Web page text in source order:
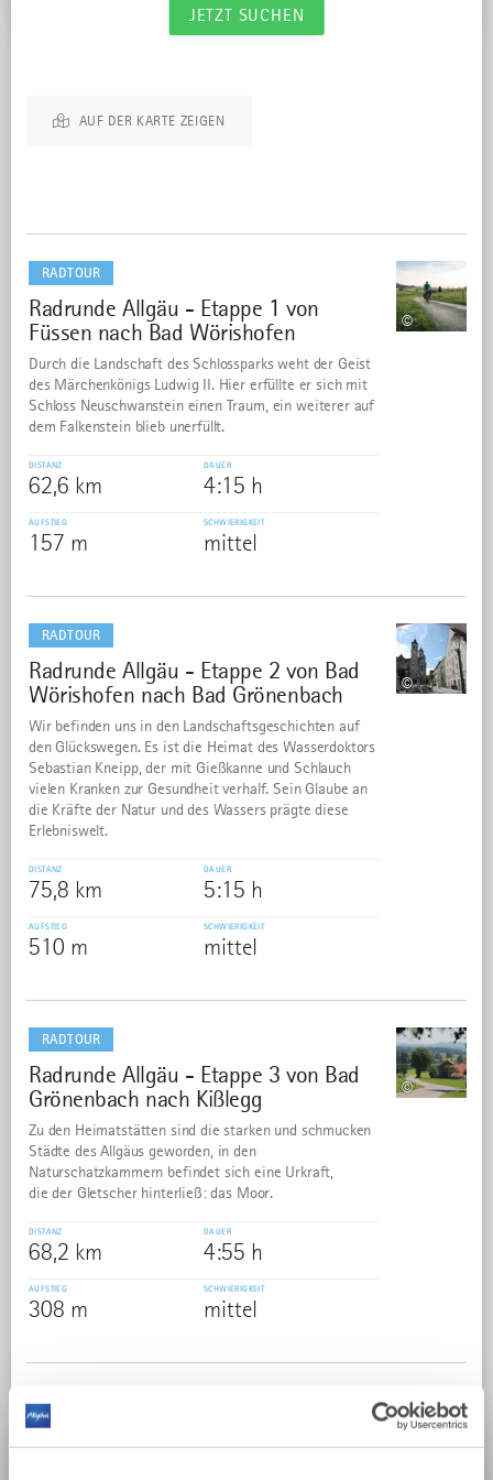
JETZT SUCHEN
AUF DER KARTE ZEIGEN
RADTOUR
1
Radrunde Allgäu - Etappe 1 von
Füssen nach Bad Wörishofen
©
Durch die Landschaft des Schlossparks weht der Geist
des Märchenkönigs Ludwig II. Hier erfüllte er sich mit
Schloss Neuschwanstein einen Traum, ein weiterer auf
dem Falkenstein blieb unerfüllt.
DISTANZ
62,6 km
DAUER
4:15 h
AUFSTIEG
157 m
SCHWIERIGKEIT
mittel
dazu
RADTOUR
2
Radrunde Allgäu - Etappe 2 von Bad
Wörishofen nach Bad Grönenbach
©
Wir befinden uns in den Landschaftsgeschichten auf
den Glückswegen. Es ist die Heimat des Wasserdoktors
Sebastian Kneipp, der mit Gießkanne und Schlauch
vielen Kranken zur Gesundheit verhalf. Sein Glaube an
die Kräfte der Natur und des Wassers prägte diese
Erlebniswelt.
DISTANZ
75,8 km
DAUER
5:15 h
AUFSTIEG
510 m
SCHWIERIGKEIT
mittel
dazu
RADTOUR
3
Radrunde Allgäu - Etappe 3 von Bad
Grönenbach nach Kißlegg
©
Zu den Heimatstätten sind die starken und schmucken
Städte des Allgäus geworden, in den
Naturschatzkammern befindet sich eine Urkraft,
die der Gletscher hinterließ: das Moor.
DISTANZ
68,2 km
DAUER
4:55 h
AUFSTIEG
308 m
SCHWIERIGKEIT
mittel
dazu
RADTOUR
4
Radrunde Allgäu - Etappe 4 von
©